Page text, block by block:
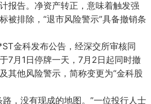
报告。净资产转正，意味着触发强
被排除，“退市风险警示”具备撤销条
金科发布公告，经深交所审核同
7月1日停牌一天，7月2日起同时撤
其他风险警示，简称变更为“金科股
路，没有现成的地图。”一位投行人士